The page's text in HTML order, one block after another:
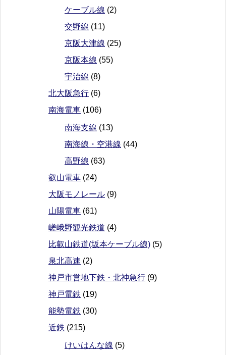
ケーブル線 (2)
交野線 (11)
京阪大津線 (25)
京阪本線 (55)
宇治線 (8)
北大阪急行 (6)
南海電車 (106)
南海支線 (13)
南海線・空港線 (44)
高野線 (63)
叡山電車 (24)
大阪モノレール (9)
山陽電車 (61)
嵯峨野観光鉄道 (4)
比叡山鉄道(坂本ケーブル線) (5)
泉北高速 (2)
神戸市営地下鉄・北神急行 (9)
神戸電鉄 (19)
能勢電鉄 (30)
近鉄 (215)
けいはんな線 (5)